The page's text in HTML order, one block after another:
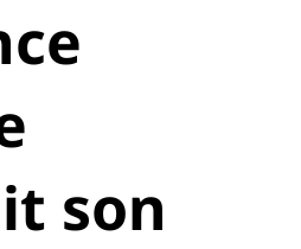
son